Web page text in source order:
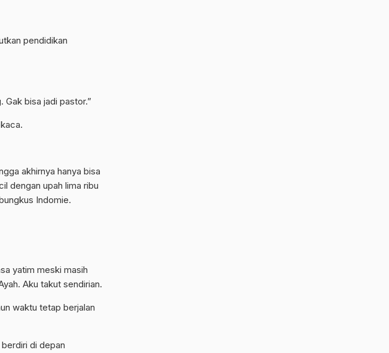
pendidikan
Gak bisa jadi pastor.”
akhirnya hanya bisa
dengan upah lima ribu
Indomie.
yatim meski masih
Aku takut sendirian.
waktu tetap berjalan
di depan